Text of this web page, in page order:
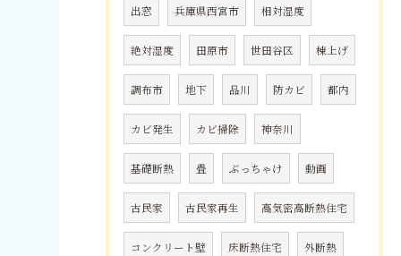
出窓 兵庫県西宮市 相対湿度
絶対湿度 田原市 世田谷区 棟上げ
調布市 地下 品川 防カビ 都内
カビ発生 カビ掃除 神奈川
基礎断熱 畳 ぶっちゃけ 動画
古民家 古民家再生 高気密高断熱住宅
コンクリート壁 床断熱住宅 外断熱